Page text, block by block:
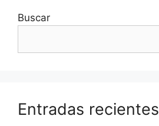
Buscar
Entradas recientes